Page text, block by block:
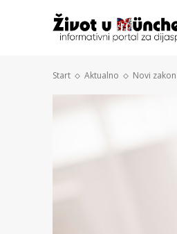
Start Aktualno Novi